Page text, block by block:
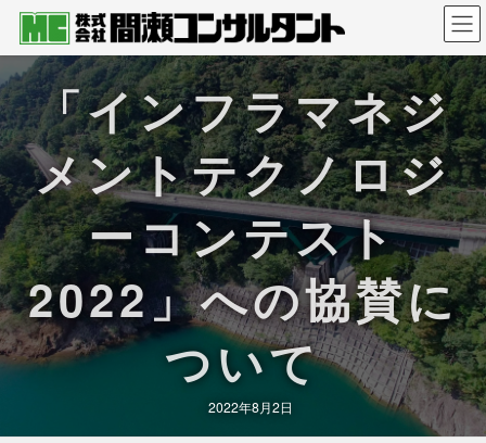
テ
ン
ツ
へ
ス
キ
ッ
プ
ゲ
ー
シ
ョ
ン
に
移
動
「インフラマネジ
メントテクノロジ
ーコンテスト
2022」への協賛に
ついて
2022年8月2日